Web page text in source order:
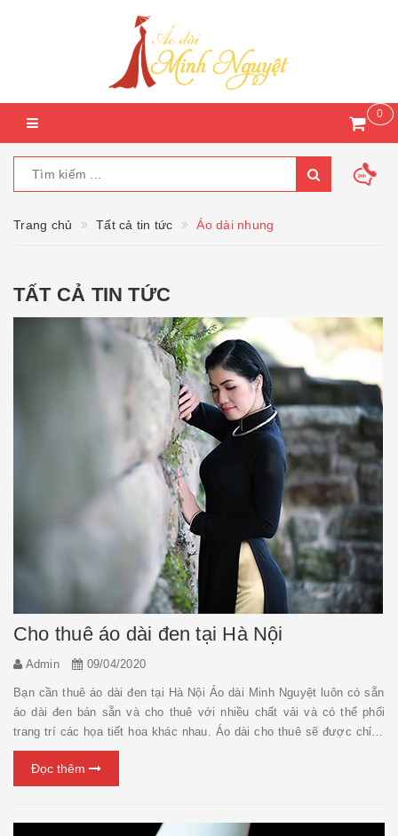
0
Trang chủ Tất cả tin tức Áo dài nhung
TẤT CẢ TIN TỨC
Cho thuê áo dài đen tại Hà Nội
Admin 09/04/2020
Bạn cần thuê áo dài đen tại Hà Nội Áo dài Minh Nguyệt luôn có sẵn
áo dài đen bán sẵn và cho thuê với nhiều chất vải và có thể phối
trang trí các họa tiết hoa khác nhau. Áo dài cho thuê sẽ được chỉnh
sửa vừa theo số đo của người mặc. Chi tiết vui lòng liên hệ số
hotline/zalo: 0936 058 720, mở cửa ...
Đọc thêm